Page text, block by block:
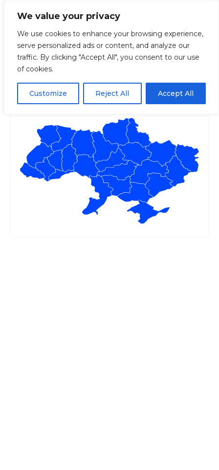
We value your privacy
We use cookies to enhance your browsing experience,
serve personalized ads or content, and analyze our
traffic. By clicking "Accept All", you consent to our use
of cookies.
Customize Reject All Accept All
Головна Портал навчання цифровій грамотності
Портал навчання цифровій
грамотності